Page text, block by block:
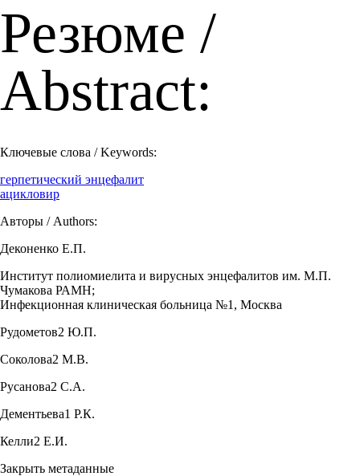
Резюме /
Abstract:
Ключевые слова / Keywords:
герпетический энцефалит
ацикловир
Авторы / Authors:
Деконенко Е.П.
Институт полиомиелита и вирусных энцефалитов им. М.П.
Чумакова РАМН;
Инфекционная клиническая больница №1, Москва
Рудометов2 Ю.П.
Соколова2 М.В.
Русанова2 С.А.
Дементьева1 Р.К.
Келли2 Е.И.
Закрыть метаданные